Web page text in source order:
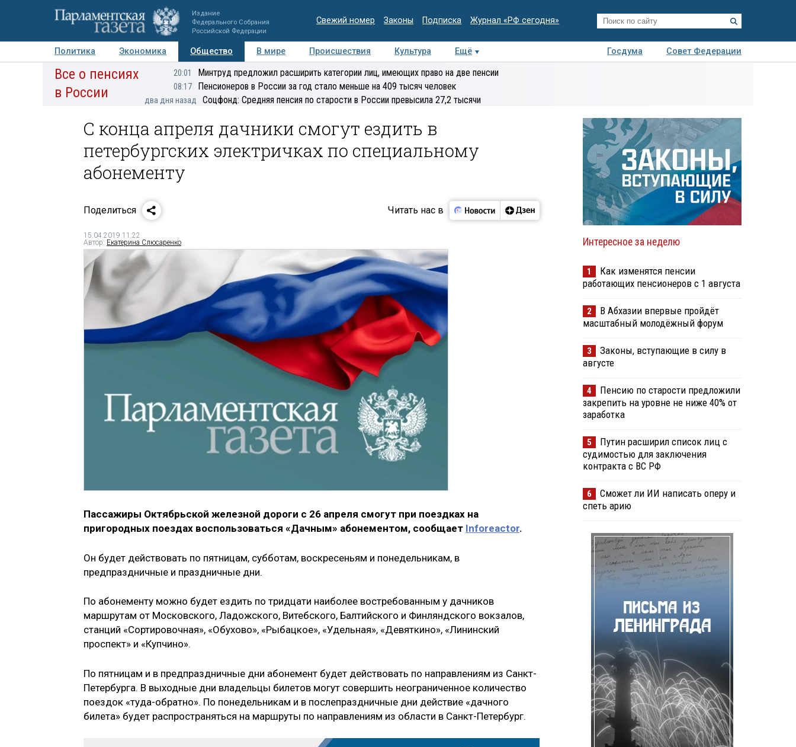
Издание
Федерального Собрания
Российской Федерации
Свежий номер Законы Подписка Журнал «РФ сегодня»
Политика Экономика Общество В мире Происшествия Культура Ещё Госдума
Совет Федерации
Авторы Персоны Мнения Регионы Медиацентр Интервью Колумнисты
Деловая
Все о пенсиях
в России
20:01 Минтруд предложил расширить категории лиц, имеющих право на две пенсии
08:17 Пенсионеров в России за год стало меньше на 409 тысяч человек
два дня назад Соцфонд: Средняя пенсия по старости в России превысила 27,2 тысячи
С конца апреля дачники смогут ездить в
петербургских электричках по специальному
абонементу
Поделиться Читать нас в
15.04.2019 11:22
Автор: Екатерина Слюсаренко
Пассажиры Октябрьской железной дороги с 26 апреля смогут при поездках на
пригородных поездах воспользоваться «Дачным» абонементом, сообщает Inforeactor.
Он будет действовать по пятницам, субботам, воскресеньям и понедельникам, в
предпраздничные и праздничные дни.
По абонементу можно будет ездить по тридцати наиболее востребованным у дачников
маршрутам от Московского, Ладожского, Витебского, Балтийского и Финляндского вокзалов,
станций «Сортировочная», «Обухово», «Рыбацкое», «Удельная», «Девяткино», «Лининский
проспект» и «Купчино».
По пятницам и в предпраздничные дни абонемент будет действовать по направлениям из Санкт-
Петербурга. В выходные дни владельцы билетов могут совершить неограниченное количество
поездок «туда-обратно». По понедельникам и в послепраздничные дни действие «дачного
билета» будет распространяться на маршруты по направлениям из области в Санкт-Петербург.
Интересное за неделю
1
Как изменятся пенсии
работающих пенсионеров с 1 августа
2
В Абхазии впервые пройдёт
масштабный молодёжный форум
3
Законы, вступающие в силу в
августе
4
Пенсию по старости предложили
закрепить на уровне не ниже 40% от
заработка
5
Путин расширил список лиц с
судимостью для заключения
контракта с ВС РФ
6
Сможет ли ИИ написать оперу и
спеть арию